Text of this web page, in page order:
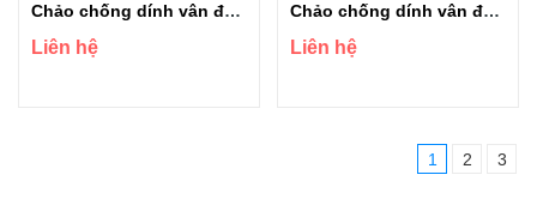
Chảo chống dính vân đá đáy từ Sunhouse ECO SHM24 plus
Liên hệ
Chảo chống dính vân đá Sunhouse Clover CL20
Liên hệ
1 2 3